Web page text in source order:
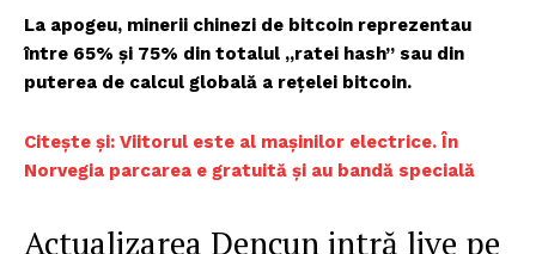
La apogeu, minerii chinezi de bitcoin reprezentau
între 65% și 75% din totalul „ratei hash” sau din
puterea de calcul globală a rețelei bitcoin.
Citește și: Viitorul este al mașinilor electrice. În
Norvegia parcarea e gratuită și au bandă specială
Actualizarea Dencun intră live pe